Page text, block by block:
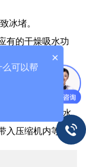
致冰堵。
有的干燥吸水功
中的水蒸气压缩
而冷冻室中的水
入压缩机内等。
×
可以帮